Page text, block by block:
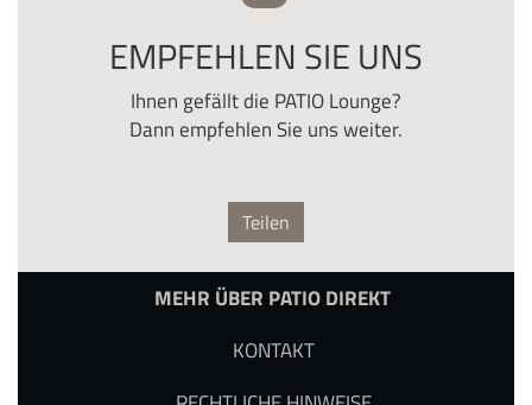
EMPFEHLEN SIE UNS
Ihnen gefällt die PATIO Lounge?
Dann empfehlen Sie uns weiter.
Teilen
MEHR ÜBER PATIO DIREKT
KONTAKT